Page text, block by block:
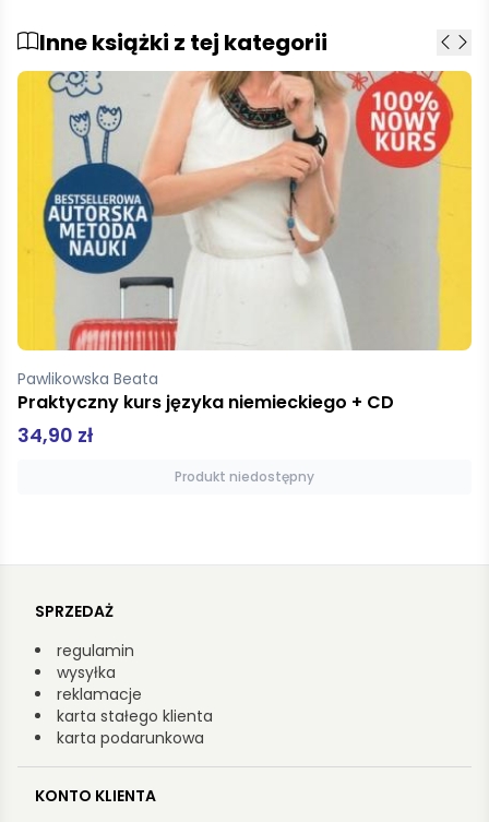
Inne książki z tej kategorii
Pawlikowska Beata
Praktyczny kurs języka niemieckiego + CD
34,90 zł
Produkt niedostępny
SPRZEDAŻ
regulamin
wysyłka
reklamacje
karta stałego klienta
karta podarunkowa
KONTO KLIENTA